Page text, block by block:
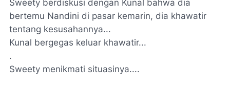
Sweety berdiskusi dengan Kunal bahwa dia
bertemu Nandini di pasar kemarin, dia khawatir
tentang kesusahannya...
Kunal bergegas keluar khawatir...
.
Sweety menikmati situasinya....